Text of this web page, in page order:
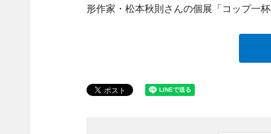
形作家・松本秋則さんの個展「コップ一